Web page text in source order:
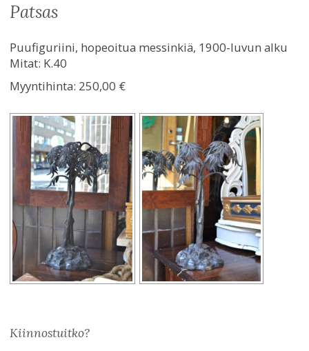
patsas
Puufiguriini, hopeoitua messinkiä, 1900-luvun alku
Mitat: K.40
Myyntihinta: 250,00 €
Kiinnostuitko?